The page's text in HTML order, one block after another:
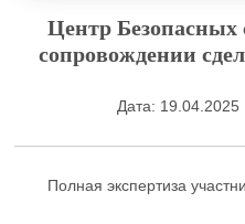
Центр
сопровождении
Дата: 19.04.2025
Полная экспертиза